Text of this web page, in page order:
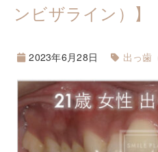
ンビザライン）】
2023年6月28日 出っ歯